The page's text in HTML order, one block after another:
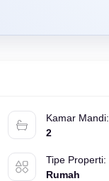
Kamar Mandi:
2
Tipe Properti:
Rumah